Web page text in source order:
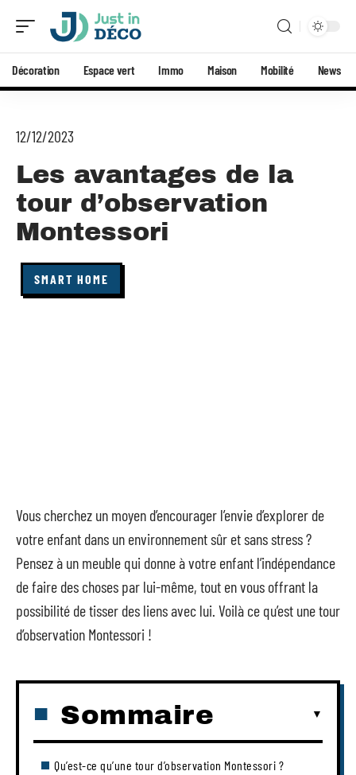
Décoration Espace vert Immo Maison Mobilité News
12/12/2023
Les avantages de la
tour d’observation
Montessori
SMART HOME
Vous cherchez un moyen d’encourager l’envie d’explorer de
votre enfant dans un environnement sûr et sans stress ?
Pensez à un meuble qui donne à votre enfant l’indépendance
de faire des choses par lui-même, tout en vous offrant la
possibilité de tisser des liens avec lui. Voilà ce qu’est une tour
d’observation Montessori !
Sommaire
Qu’est-ce qu’une tour d’observation Montessori ?